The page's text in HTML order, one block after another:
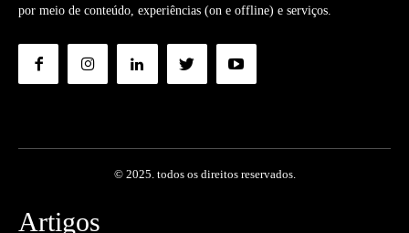
por meio de conteúdo, experiências (on e offline) e serviços.
© 2025. todos os direitos reservados.
Artigos